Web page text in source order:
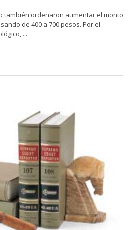
también ordenaron aumentar el monto
de 400 a 700 pesos. Por el
...